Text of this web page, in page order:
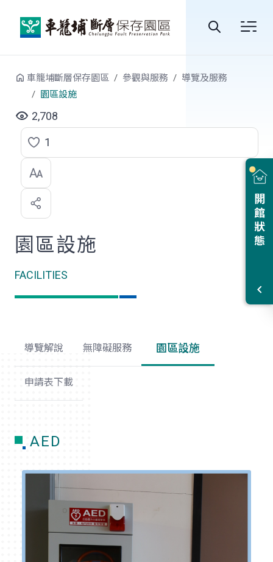
站
開館狀態
車籠埔斷層保存園區 參觀與服務
導覽及服務
園區設施
2,708
點
選
喜
歡
1
園區設施
FACILITIES
導覽解說 無障礙服務 園區設施
申請表下載
AED